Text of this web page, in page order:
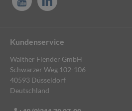
Kundenservice
Walther Flender GmbH
Schwarzer Weg 102-106
40593 Düsseldorf
Deutschland